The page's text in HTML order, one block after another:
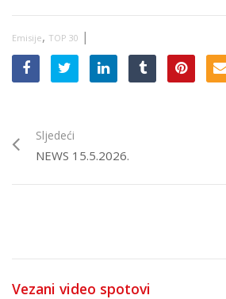
Emisije, TOP 30 |
Sljedeći
NEWS 15.5.2026.
Vezani video spotovi